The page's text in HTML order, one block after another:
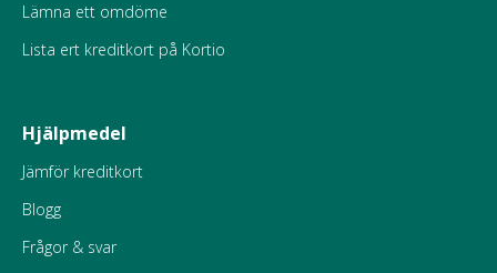
Lämna ett omdöme
Lista ert kreditkort på Kortio
Hjälpmedel
Jämför kreditkort
Blogg
Frågor & svar